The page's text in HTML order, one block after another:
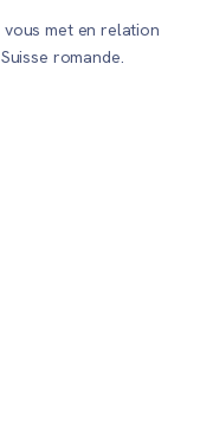
met en relation
romande.